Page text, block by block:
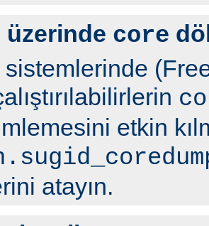
üzerinde core
sistemlerinde
etkin
atayın.